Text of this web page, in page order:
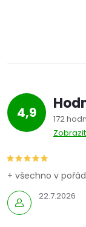
l
d
a
c
í
p
4,9
172
22.7.2026
+ všechno v